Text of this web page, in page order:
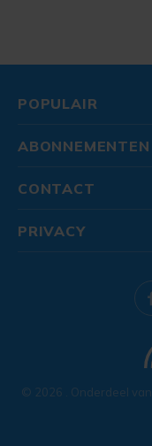
POPULAIR
ABONNEMENTEN
CONTACT
© 2026 . Onderdeel van
PRIVACY